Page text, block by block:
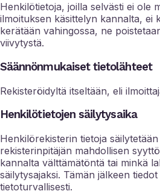
Henkilötietoja, joilla selvästi ei ole
ilmoituksen käsittelyn kannalta, ei
kerätään vahingossa, ne
viivytystä.
Säännönmukaiset tietolähteet
Rekisteröidyltä itseltään, eli
Henkilötietojen säilytysaika
Henkilörekisterin tietoja
rekisterinpitäjän mahdollisen
kannalta välttämätöntä tai minkä
säilytysajaksi. Tämän jälkeen
tietoturvallisesti.